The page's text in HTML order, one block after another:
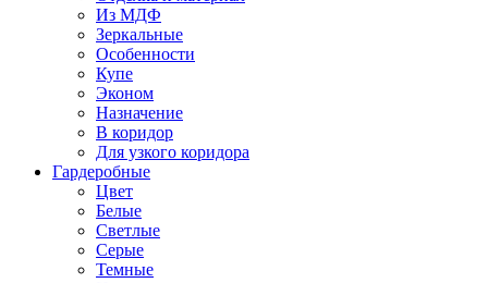
Из МДФ
Зеркальные
Особенности
Купе
Эконом
Назначение
В коридор
Для узкого коридора
Гардеробные
Цвет
Белые
Светлые
Серые
Темные